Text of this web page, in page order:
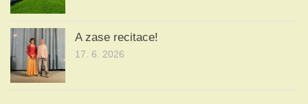
A zase recitace!
17. 6. 2026